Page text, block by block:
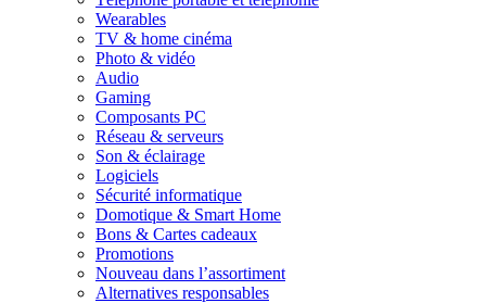
Wearables
TV & home cinéma
Photo & vidéo
Audio
Gaming
Composants PC
Réseau & serveurs
Son & éclairage
Logiciels
Sécurité informatique
Domotique & Smart Home
Bons & Cartes cadeaux
Promotions
Nouveau dans l’assortiment
Alternatives responsables